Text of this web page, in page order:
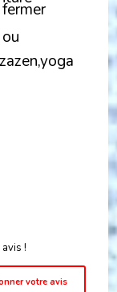
!
votre avis